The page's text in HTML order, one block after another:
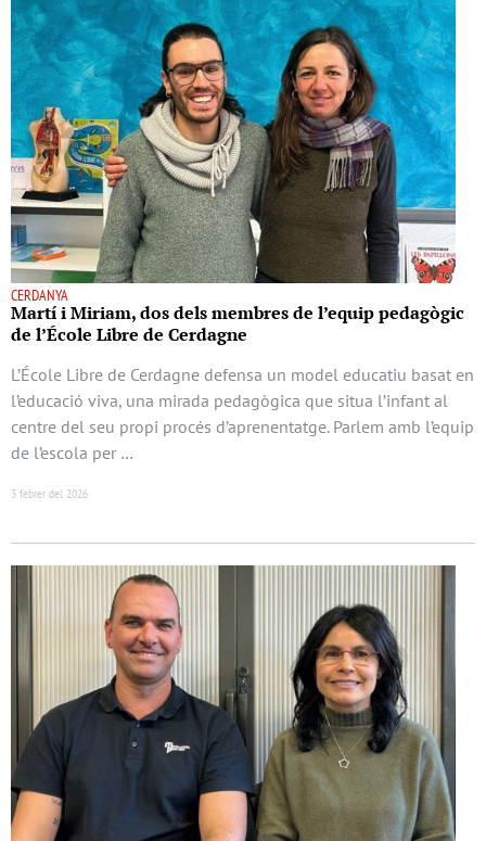
CERDANYA
Martí i Miriam, dos dels membres de l’equip pedagògic
de l’École Libre de Cerdagne
L’École Libre de Cerdagne defensa un model educatiu basat en
l’educació viva, una mirada pedagògica que situa l’infant al
centre del seu propi procés d’aprenentatge. Parlem amb l’equip
de l’escola per …
3 febrer del 2026